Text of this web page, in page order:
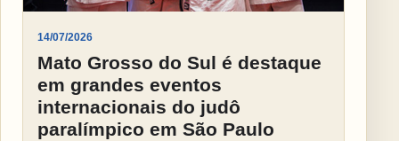
14/07/2026
Mato Grosso do Sul é destaque
em grandes eventos
internacionais do judô
paralímpico em São Paulo